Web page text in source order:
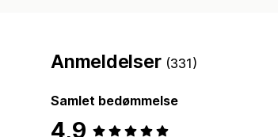
Anmeldelser (331)
Samlet bedømmelse
4,9